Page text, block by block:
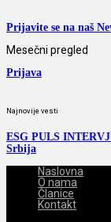
Prijavite se na naš
Mesečni pregled
Prijava
Najnovije vesti
ESG PULS
Srbija
Naslovna
O nama
Članice
Kontakt